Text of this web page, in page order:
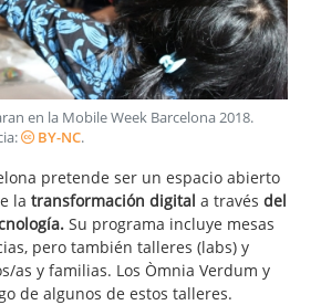
en la Mobile Week Barcelona 2018.
BY-NC.
pretende ser un espacio abierto
la transformación digital a través del
Su programa incluye mesas
pero también talleres (labs) y
as y familias. Los Òmnia Verdum y
de algunos de estos talleres.